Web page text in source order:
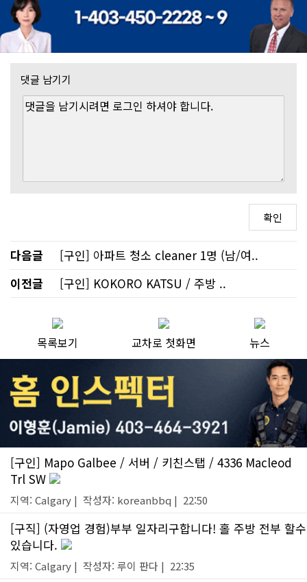
댓글 남기기
다음글
[구인] 아파트 청소 cleaner 1명 (남/여..
이전글
[구인] KOKORO KATSU / 주방 ..
목록보기 교차로 첫화면 뉴스
[구인] Mapo Galbee / 서버 / 키친스탭 / 4336 Macleod
Trl SW
지역: Calgary | 작성자: koreanbbq | 22:50
[구직] (자영업 경험)부부 일자리구합니다! 홀 주방 전부 할수
있습니다.
지역: Calgary | 작성자: 루이 판다 | 22:35